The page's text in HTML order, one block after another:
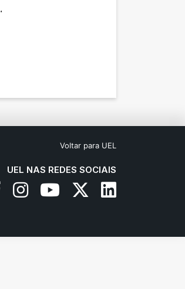
Voltar para UEL
UEL NAS REDES SOCIAIS